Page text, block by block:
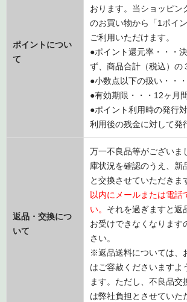
ポイントについ
て
おります。当ショッピン
のお買い物から「1ポイ
ご利用いただけます。
●ポイント還元率・・・
ず、商品合計（税込）の
●小数点以下の扱い・・
●有効期限・・・12ヶ月間
●ポイント利用時の発行
利用後の残金に対して発
返品・交換につ
いて
万一不良品等がございま
庫状況を確認のうえ、新
と交換させていただきま
以内にメールまたは電話
い。 それを過ぎますと返
お受けできなくなります
さい。
※返品送料については、
はご容赦くださいますよ
ます。ただし、不良品交
は弊社負担とさせていた